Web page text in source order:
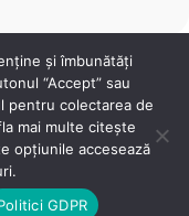
și îmbunătăți
“Accept” sau
pentru colectarea de
mai multe citește
opțiunile accesează
GDPR